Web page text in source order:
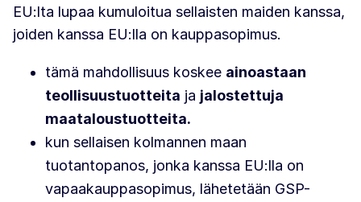
EU:lta lupaa kumuloitua sellaisten maiden kanssa,
joiden kanssa EU:lla on kauppasopimus.
tämä mahdollisuus koskee ainoastaan
teollisuustuotteita ja jalostettuja
maataloustuotteita.
kun sellaisen kolmannen maan
tuotantopanos, jonka kanssa EU:lla on
vapaakauppasopimus, lähetetään GSP-